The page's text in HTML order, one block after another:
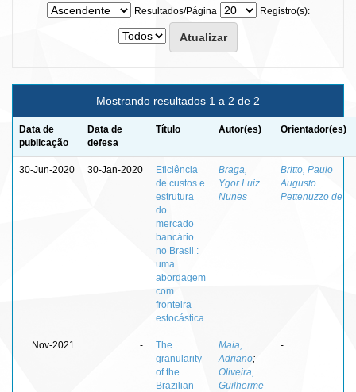
Resultados/Página
Registro(s):
Mostrando resultados 1 a 2 de 2
Data de
publicação
Data de
defesa
Título Autor(es) Orientador(es)
30-Jun-2020 30-Jan-2020
Eficiência
de custos e
estrutura
do
mercado
bancário
no Brasil :
uma
abordagem
com
fronteira
estocástica
Braga,
Ygor Luiz
Nunes
Britto, Paulo
Augusto
Pettenuzzo de
Nov-2021 -
The
granularity
of the
Brazilian
Maia,
Adriano;
Oliveira,
Guilherme
-